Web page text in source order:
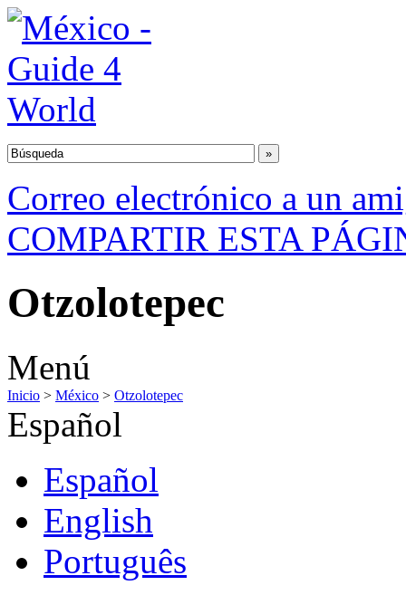
Correo electrónico a un
COMPARTIR ESTA
Otzolotepec
Menú
Inicio > México > Otzolotepec
Español
Español
English
Português